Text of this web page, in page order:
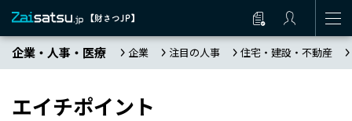
企業・人事・医療 企業 注目の人事 住宅・建設・不動産
エイチポイント